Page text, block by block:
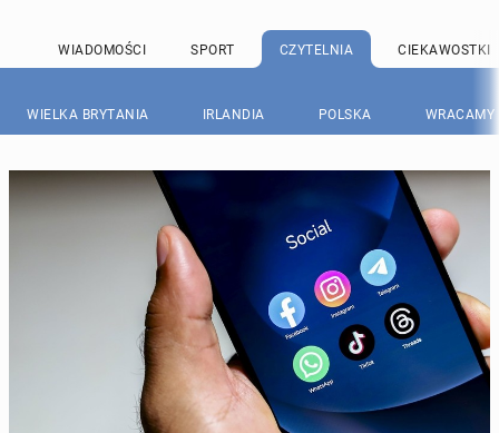
WIADOMOŚCI SPORT CZYTELNIA CIEKAWOSTKI
WIELKA BRYTANIA IRLANDIA POLSKA WRACAMY